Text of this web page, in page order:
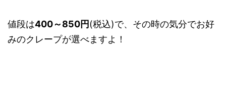
値段は400～850円 (税込)で、その時の気分でお好
みのクレープが選べますよ！